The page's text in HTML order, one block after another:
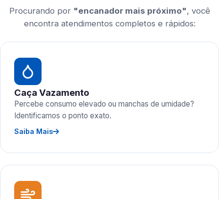
Procurando por "encanador mais próximo", você
encontra atendimentos completos e rápidos:
Caça Vazamento
Percebe consumo elevado ou manchas de umidade?
Identificamos o ponto exato.
Saiba Mais